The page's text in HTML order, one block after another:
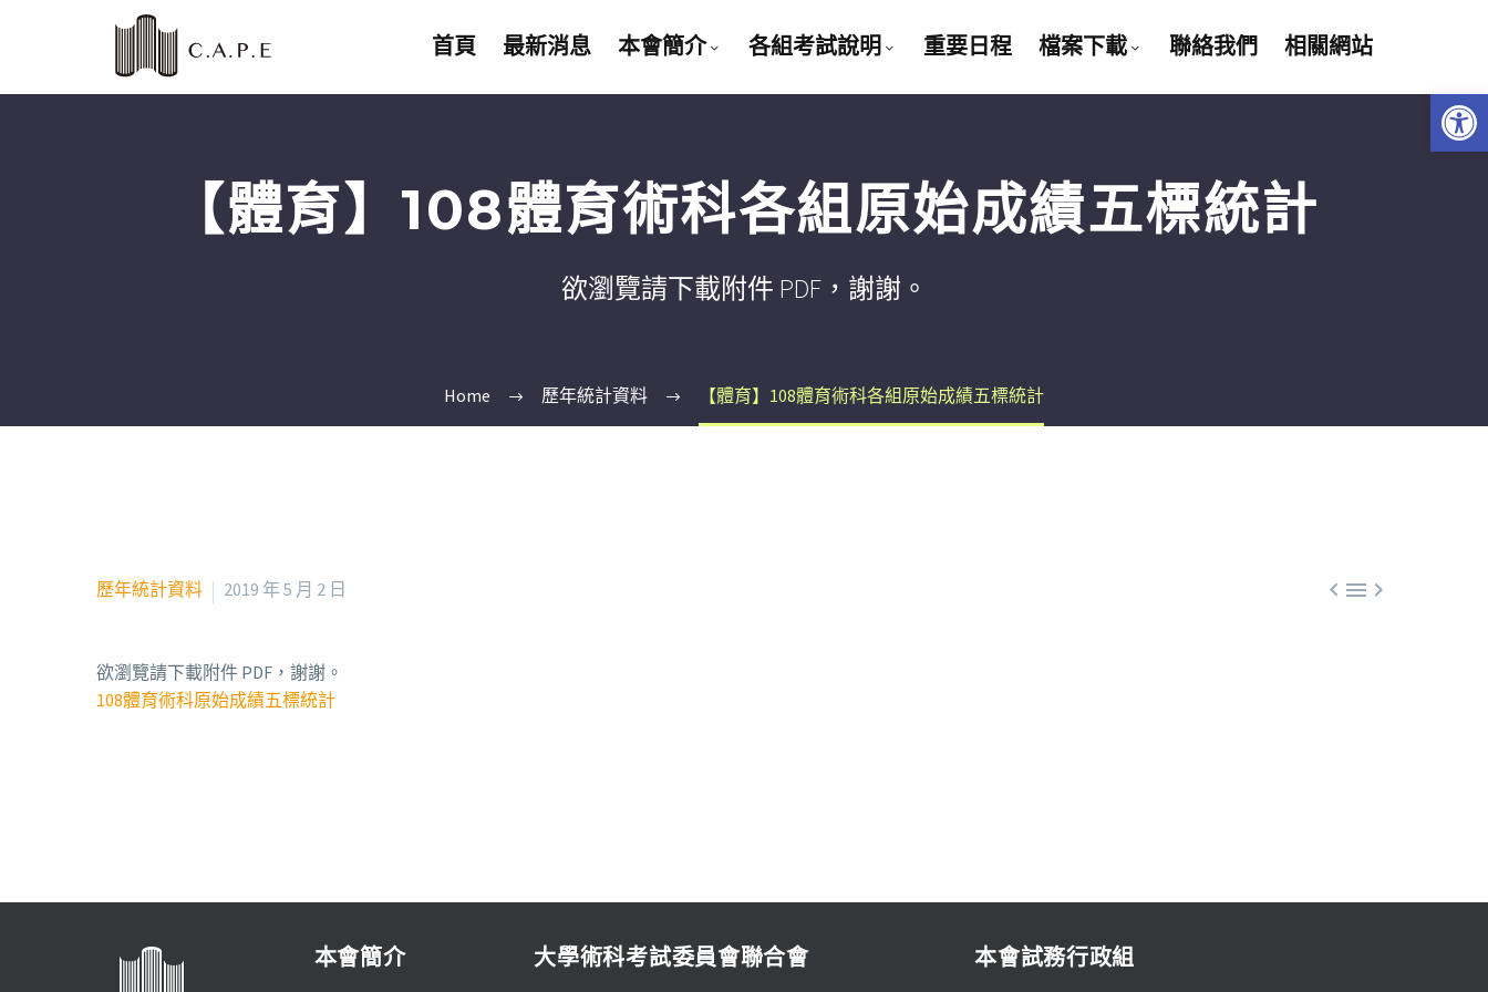
首頁 最新消息 本會簡介 各組考試說明 重要日程 檔案下載 聯絡我們 相關網站
【體育】108體育術科各組原始成績五標統計
欲瀏覽請下載附件 PDF，謝謝。
Home 歷年統計資料 【體育】108體育術科各組原始成績五標統計

歷年統計資料 2019 年 5 月 2 日
欲瀏覽請下載附件 PDF，謝謝。
108體育術科原始成績五標統計
本會簡介 大學術科考試委員會聯合會 本會試務行政組